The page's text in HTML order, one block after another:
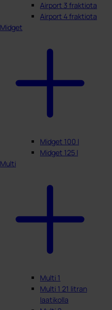
Airport 3 fraktiota
Airport 4 fraktiota
Midget
Midget 100 l
Midget 125 l
Multi
Multi 1
Multi 1 21 litran
laatikolla